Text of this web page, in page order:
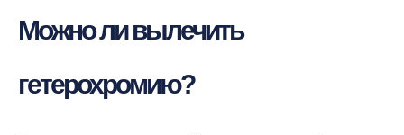
Можно ли вылечить
гетерохромию?